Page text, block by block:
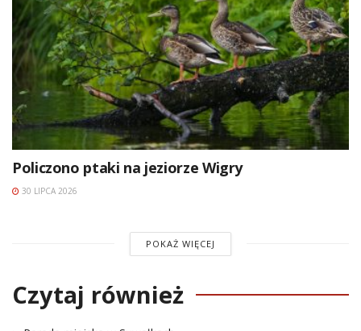
Policzono ptaki na jeziorze Wigry
30 LIPCA 2026
POKAŻ WIĘCEJ
Czytaj również